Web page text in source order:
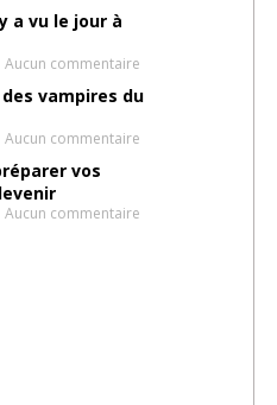
a vu le jour à
Aucun commentaire
vampires du
Aucun commentaire
vos
Aucun commentaire